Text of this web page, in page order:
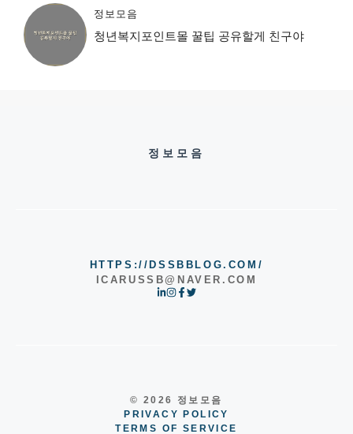
정보모음
청년복지포인트몰 꿀팁 공유할게 친구야
정보모음
HTTPS://DSSBBLOG.COM/
ICARUSSB@NAVER.COM
© 2026 정보모음
PRIVACY POLICY
TERMS OF SERVICE